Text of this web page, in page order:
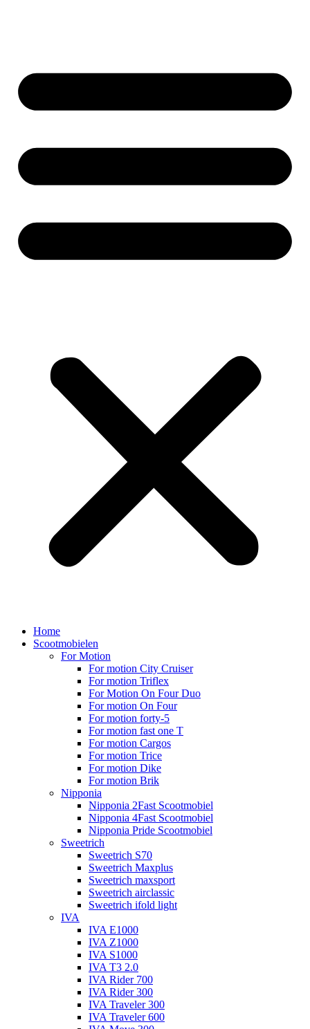
Home
Scootmobielen
For Motion
For motion City Cruiser
For motion Triflex
For Motion On Four Duo
For motion On Four
For motion forty-5
For motion fast one T
For motion Cargos
For motion Trice
For motion Dike
For motion Brik
Nipponia
Nipponia 2Fast Scootmobiel
Nipponia 4Fast Scootmobiel
Nipponia Pride Scootmobiel
Sweetrich
Sweetrich S70
Sweetrich Maxplus
Sweetrich maxsport
Sweetrich airclassic
Sweetrich ifold light
IVA
IVA E1000
IVA Z1000
IVA S1000
IVA T3 2.0
IVA Rider 700
IVA Rider 300
IVA Traveler 300
IVA Traveler 600